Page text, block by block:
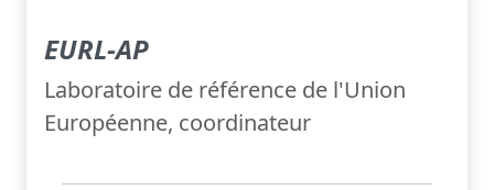
EURL-AP
Laboratoire de référence de l'Union
Européenne, coordinateur